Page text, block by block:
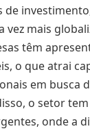
vez mais
têm
o que atrai
em busca
o setor
onde a